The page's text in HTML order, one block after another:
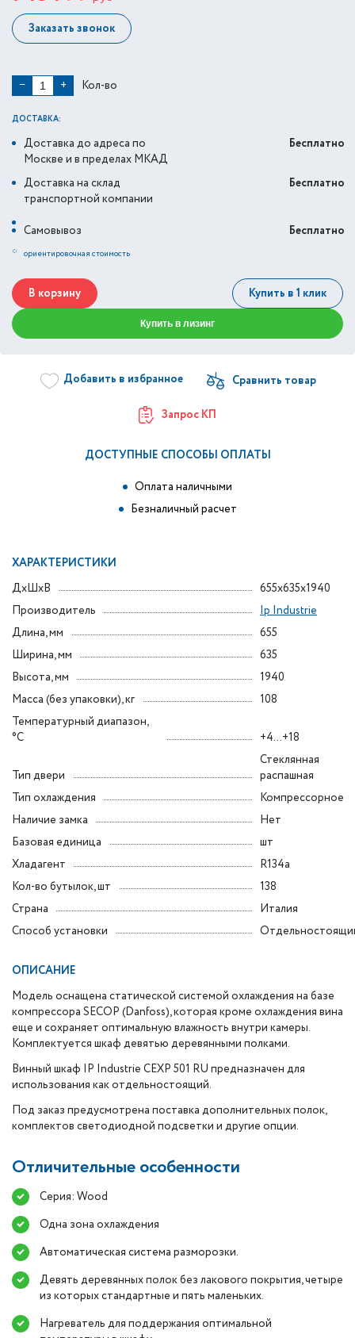
Заказать звонок
− + Кол-во
ДОСТАВКА:
Доставка до адреса по
Москве и в пределах МКАД
Бесплатно
Доставка на склад
транспортной компании
Бесплатно
Самовывоз
Бесплатно
* ориентировочная стоимость
В корзину Купить в 1 клик
Купить в лизинг
Добавить в избранное
Запрос КП
ДОСТУПНЫЕ СПОСОБЫ ОПЛАТЫ
Оплата наличными
Безналичный расчет
ХАРАКТЕРИСТИКИ
ДxШxВ
655x635x1940
Производитель
Ip Industrie
Длина, мм
655
Ширина, мм
635
Высота, мм
1940
Масса (без упаковки), кг
108
Температурный диапазон,
°C
+4...+18
Тип двери
Стеклянная
распашная
Тип охлаждения
Компрессорное
Наличие замка
Нет
Базовая единица
шт
Хладагент
R134a
Кол-во бутылок, шт
138
Страна
Италия
Способ установки
ОПИСАНИЕ
Модель оснащена статической системой охлаждения на базе
компрессора SECOP (Danfoss), которая кроме охлаждения вина
еще и сохраняет оптимальную влажность внутри камеры.
Комплектуется шкаф девятью деревянными полками.
Винный шкаф IP Industrie CEXP 501 RU предназначен для
использования как отдельностоящий.
Под заказ предусмотрена поставка дополнительных полок,
комплектов светодиодной подсветки и другие опции.
Отличительные особенности
Серия: Wood
Одна зона охлаждения
Автоматическая система разморозки.
Девять деревянных полок без лакового покрытия, четыре
из которых стандартные и пять маленьких.
Нагреватель для поддержания оптимальной